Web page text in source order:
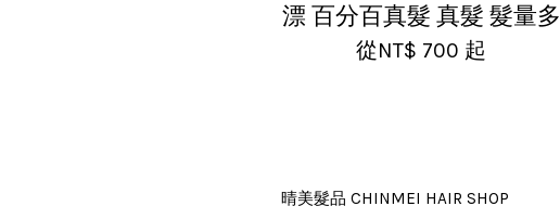
漂 百分百真髮 真髮 髮量多
從NT$ 700 起
晴美髮品 CHINMEI HAIR SHOP